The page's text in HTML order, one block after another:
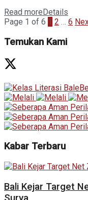
Read moreDetails
Page 1 of 6 1 2 … 6
Temukan Kami
Kabar Terbaru
Bali Kejar Target